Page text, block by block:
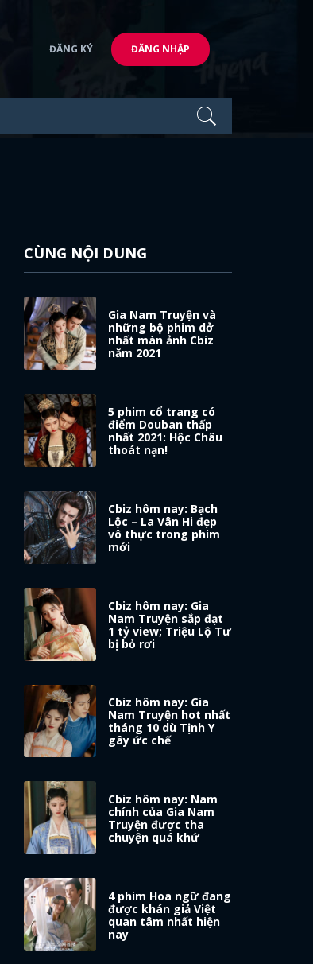
ĐĂNG KÝ ĐĂNG NHẬP
CÙNG NỘI DUNG
Gia Nam Truyện và
những bộ phim dở
nhất màn ảnh Cbiz
năm 2021
5 phim cổ trang có
điểm Douban thấp
nhất 2021: Hộc Châu
thoát nạn!
Cbiz hôm nay: Bạch
Lộc – La Vân Hi đẹp
vô thực trong phim
mới
Cbiz hôm nay: Gia
Nam Truyện sắp đạt
1 tỷ view; Triệu Lộ Tư
bị bỏ rơi
Cbiz hôm nay: Gia
Nam Truyện hot nhất
tháng 10 dù Tịnh Y
gây ức chế
Cbiz hôm nay: Nam
chính của Gia Nam
Truyện được tha
chuyện quá khứ
4 phim Hoa ngữ đang
được khán giả Việt
quan tâm nhất hiện
nay